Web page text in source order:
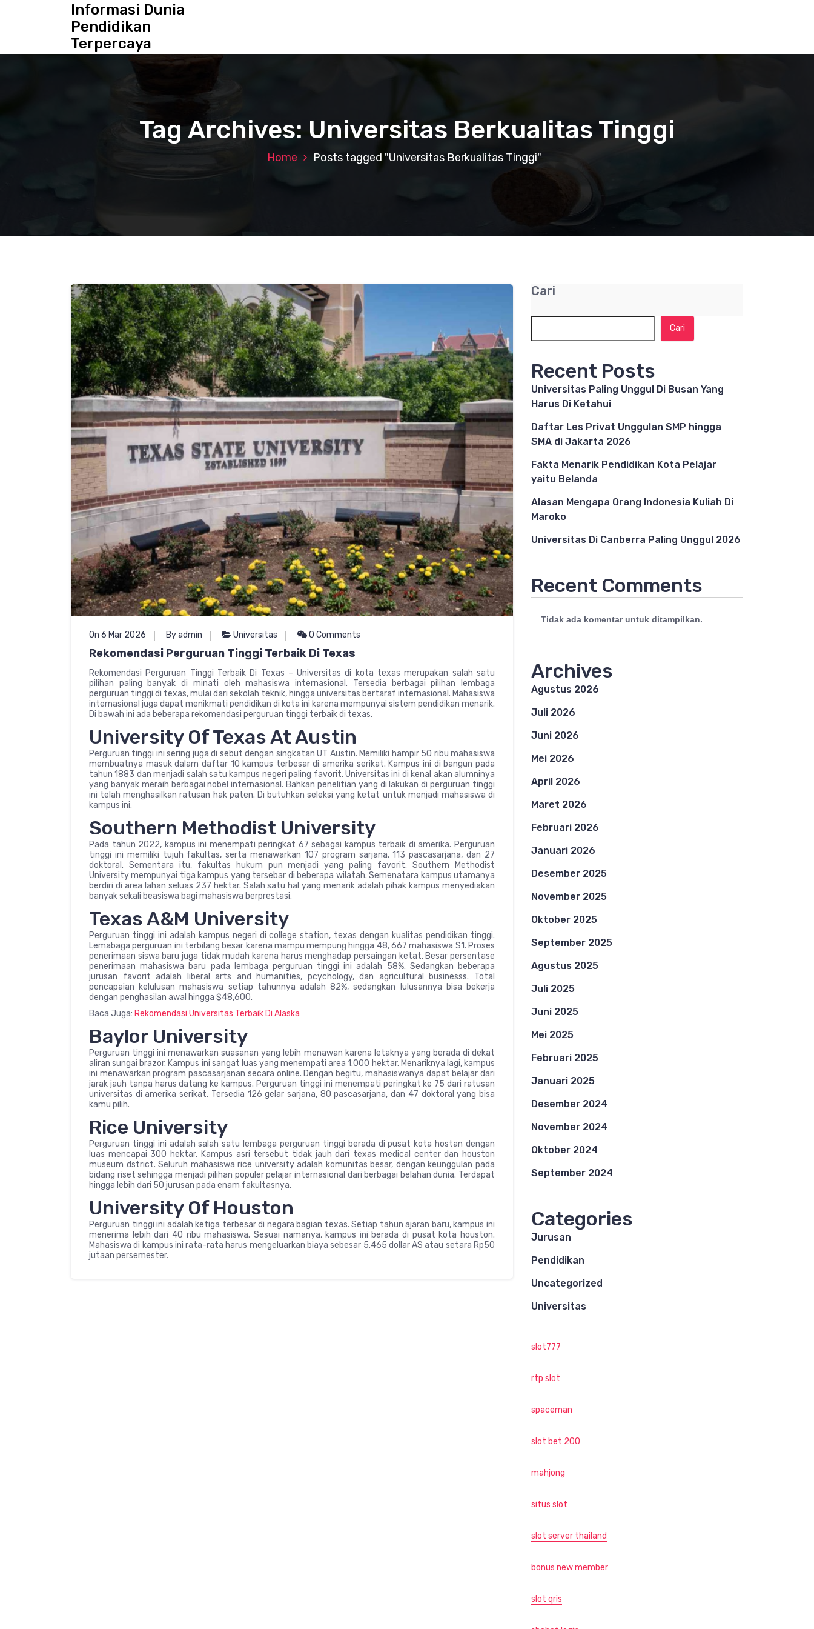
Informasi Dunia
Pendidikan
Terpercaya
Tag Archives: Universitas Berkualitas Tinggi
Home Posts tagged "Universitas Berkualitas Tinggi"
On 6 Mar 2026 By admin Universitas 0 Comments
Rekomendasi Perguruan Tinggi Terbaik Di Texas
Rekomendasi Perguruan Tinggi Terbaik Di Texas – Universitas di kota texas merupakan salah satu
pilihan paling banyak di minati oleh mahasiswa internasional. Tersedia berbagai pilihan lembaga
perguruan tinggi di texas, mulai dari sekolah teknik, hingga universitas bertaraf internasional. Mahasiswa
internasional juga dapat menikmati pendidikan di kota ini karena mempunyai sistem pendidikan menarik.
Di bawah ini ada beberapa rekomendasi perguruan tinggi terbaik di texas.
University Of Texas At Austin
Perguruan tinggi ini sering juga di sebut dengan singkatan UT Austin. Memiliki hampir 50 ribu mahasiswa
membuatnya masuk dalam daftar 10 kampus terbesar di amerika serikat. Kampus ini di bangun pada
tahun 1883 dan menjadi salah satu kampus negeri paling favorit. Universitas ini di kenal akan alumninya
yang banyak meraih berbagai nobel internasional. Bahkan penelitian yang di lakukan di perguruan tinggi
ini telah menghasilkan ratusan hak paten. Di butuhkan seleksi yang ketat untuk menjadi mahasiswa di
kampus ini.
Southern Methodist University
Pada tahun 2022, kampus ini menempati peringkat 67 sebagai kampus terbaik di amerika. Perguruan
tinggi ini memiliki tujuh fakultas, serta menawarkan 107 program sarjana, 113 pascasarjana, dan 27
doktoral. Sementara itu, fakultas hukum pun menjadi yang paling favorit. Southern Methodist
University mempunyai tiga kampus yang tersebar di beberapa wilatah. Semenatara kampus utamanya
berdiri di area lahan seluas 237 hektar. Salah satu hal yang menarik adalah pihak kampus menyediakan
banyak sekali beasiswa bagi mahasiswa berprestasi.
Texas A&M University
Perguruan tinggi ini adalah kampus negeri di college station, texas dengan kualitas pendidikan tinggi.
Lemabaga perguruan ini terbilang besar karena mampu mempung hingga 48, 667 mahasiswa S1. Proses
penerimaan siswa baru juga tidak mudah karena harus menghadap persaingan ketat. Besar persentase
penerimaan mahasiswa baru pada lembaga perguruan tinggi ini adalah 58%. Sedangkan beberapa
jurusan favorit adalah liberal arts and humanities, pcychology, dan agricultural businesss. Total
pencapaian kelulusan mahasiswa setiap tahunnya adalah 82%, sedangkan lulusannya bisa bekerja
dengan penghasilan awal hingga $48,600.
Baca Juga: Rekomendasi Universitas Terbaik Di Alaska
Baylor University
Perguruan tinggi ini menawarkan suasanan yang lebih menawan karena letaknya yang berada di dekat
aliran sungai brazor. Kampus ini sangat luas yang menempati area 1.000 hektar. Menariknya lagi, kampus
ini menawarkan program pascasarjanan secara online. Dengan begitu, mahasiswanya dapat belajar dari
jarak jauh tanpa harus datang ke kampus. Perguruan tinggi ini menempati peringkat ke 75 dari ratusan
universitas di amerika serikat. Tersedia 126 gelar sarjana, 80 pascasarjana, dan 47 doktoral yang bisa
kamu pilih.
Rice University
Perguruan tinggi ini adalah salah satu lembaga perguruan tinggi berada di pusat kota hostan dengan
luas mencapai 300 hektar. Kampus asri tersebut tidak jauh dari texas medical center dan houston
museum dstrict. Seluruh mahasiswa rice university adalah komunitas besar, dengan keunggulan pada
bidang riset sehingga menjadi pilihan populer pelajar internasional dari berbagai belahan dunia. Terdapat
hingga lebih dari 50 jurusan pada enam fakultasnya.
University Of Houston
Perguruan tinggi ini adalah ketiga terbesar di negara bagian texas. Setiap tahun ajaran baru, kampus ini
menerima lebih dari 40 ribu mahasiswa. Sesuai namanya, kampus ini berada di pusat kota houston.
Mahasiswa di kampus ini rata-rata harus mengeluarkan biaya sebesar 5.465 dollar AS atau setara Rp50
jutaan persemester.
Cari
Cari
Recent Posts
Universitas Paling Unggul Di Busan Yang
Harus Di Ketahui
Daftar Les Privat Unggulan SMP hingga
SMA di Jakarta 2026
Fakta Menarik Pendidikan Kota Pelajar
yaitu Belanda
Alasan Mengapa Orang Indonesia Kuliah Di
Maroko
Universitas Di Canberra Paling Unggul 2026
Recent Comments
Tidak ada komentar untuk ditampilkan.
Archives
Agustus 2026
Juli 2026
Juni 2026
Mei 2026
April 2026
Maret 2026
Februari 2026
Januari 2026
Desember 2025
November 2025
Oktober 2025
September 2025
Agustus 2025
Juli 2025
Juni 2025
Mei 2025
Februari 2025
Januari 2025
Desember 2024
November 2024
Oktober 2024
September 2024
Categories
Jurusan
Pendidikan
Uncategorized
Universitas
slot777
rtp slot
spaceman
slot bet 200
mahjong
situs slot
slot server thailand
bonus new member
slot qris